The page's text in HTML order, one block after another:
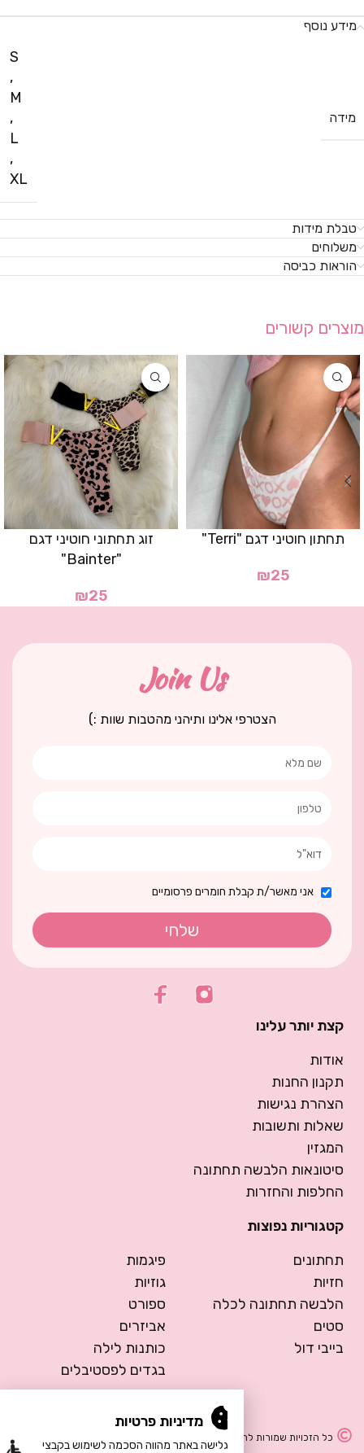
מידע נוסף
מידה
S
,
M
,
L
,
XL
טבלת מידות
משלוחים
הוראות כביסה
מוצרים קשורים
תחתון חוטיני דגם "Terri"
₪25
זוג תחתוני חוטיני דגם
"Bainter"
₪25
Join Us
הצטרפי אלינו ותיהני מהטבות שוות :)
אני מאשר/ת קבלת חומרים פרסומיים
שלחי
קצת יותר עלינו
אודות
תקנון החנות
הצהרת נגישות
שאלות ותשובות
המגזין
סיטונאות הלבשה תחתונה
החלפות והחזרות
קטגוריות נפוצות
תחתונים
חזיות
הלבשה תחתונה לכלה
סטים
בייבי דול
פיגמות
גוזיות
ספורט
אביזרים
כותנות לילה
בגדים לפסטיבלים
כל הזכויות שמורות להרמוסה – הלבשה תחתונה
מדיניות פרטיות
הגלישה באתר מהווה הסכמה לשימוש בקבצי